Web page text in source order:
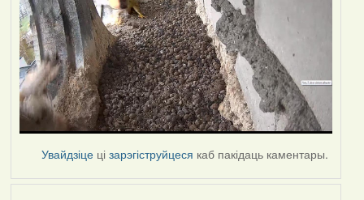
Увайдзіце цізарэгіструйцеся каб пакідаць каментары.